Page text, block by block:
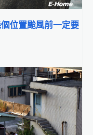
位置颱風前一定要